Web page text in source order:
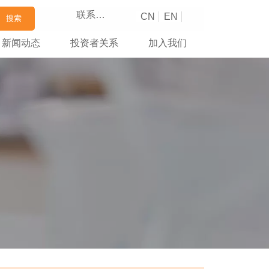
搜索 联系我们 CN EN
新闻动态 投资者关系 加入我们